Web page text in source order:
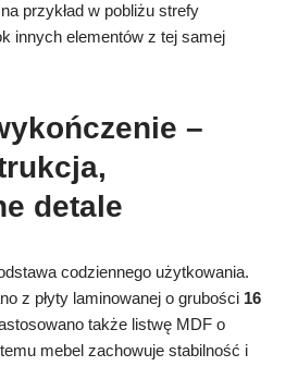
przykład w pobliżu strefy
innych elementów z tej samej
–
detale
codziennego użytkowania.
z płyty laminowanej o grubości 16
także listwę MDF o
mebel zachowuje stabilność i